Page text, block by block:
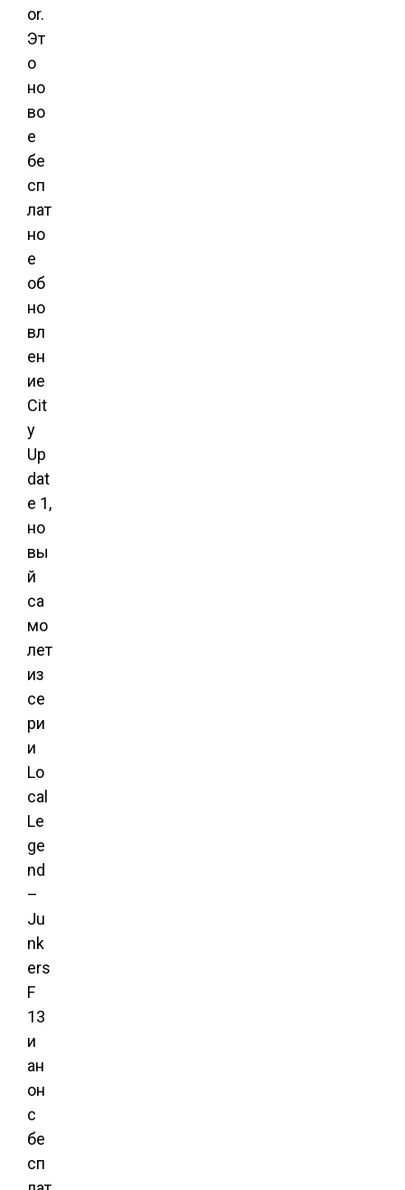
or.
Эт
о
но
во
е
бе
сп
лат
но
е
об
но
вл
ен
ие
Cit
y
Up
dat
e 1,
но
вы
й
са
мо
лет
из
се
ри
и
Lo
cal
Le
ge
nd
–
Ju
nk
ers
F
13
и
ан
он
с
бе
сп